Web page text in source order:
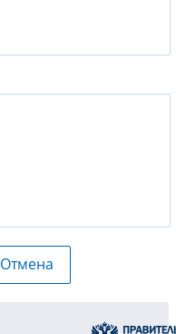
Отмена